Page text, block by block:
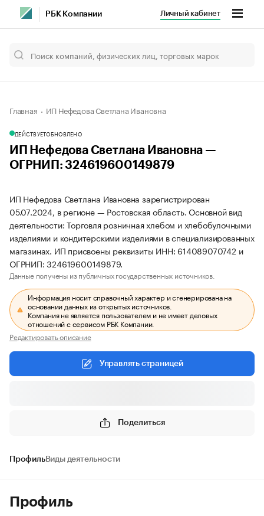
РБК Компании Личный кабинет
Главная ИП Нефедова Светлана Ивановна
ДЕЙСТВУЕТОБНОВЛЕНО
ИП Нефедова Светлана Ивановна —
ОГРНИП: 324619600149879
ИП Нефедова Светлана Ивановна зарегистрирован
05.07.2024, в регионе — Ростовская область. Основной вид
деятельности: Торговля розничная хлебом и хлебобулочными
изделиями и кондитерскими изделиями в специализированных
магазинах. ИП присвоены реквизиты ИНН: 614089070742 и
ОГРНИП: 324619600149879.
Данные получены из публичных государственных источников.
Информация носит справочный характер и сгенерирована на
основании данных из открытых источников.
Компания не является пользователем и не имеет деловых
отношений с сервисом РБК Компании.
Редактировать описание
Управлять страницей
Поделиться
ПрофильВиды деятельности
Профиль